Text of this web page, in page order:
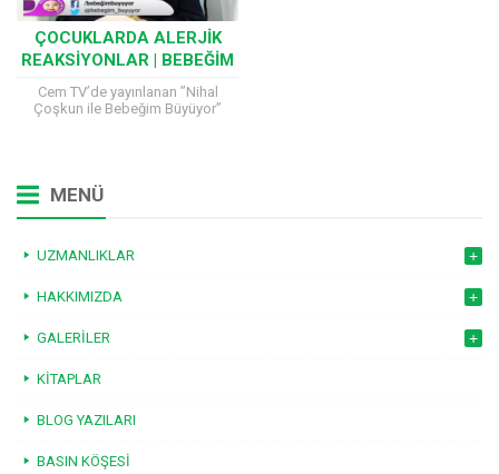
ÇOCUKLARDA ALERJIK
REAKSIYONLAR | BEBEĞIM
BÜYÜYOR
Cem TV’de yayınlanan ”Nihal
Çoşkun ile Bebeğim Büyüyor”
MENÜ
UZMANLIKLAR
HAKKIMIZDA
GALERILER
KITAPLAR
BLOG YAZILARI
BASIN KÖŞESI